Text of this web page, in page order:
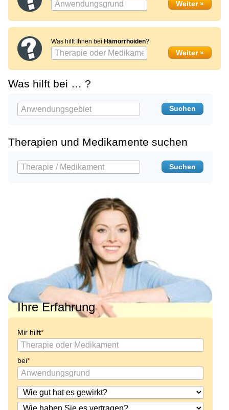
Was hilft Ihnen bei Hämorrhoiden?
Was hilft bei … ?
Therapien und Medikamente suchen
Ihre Erfahrung
Mir hilft
bei